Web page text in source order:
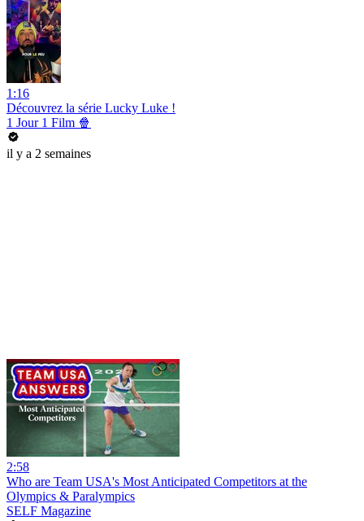
1:16
Découvrez la série Lucky Luke !
1 Jour 1 Film 🍿
il y a 2 semaines
2:58
Who are Team USA's Most Anticipated Competitors at the
Olympics & Paralympics
SELF Magazine